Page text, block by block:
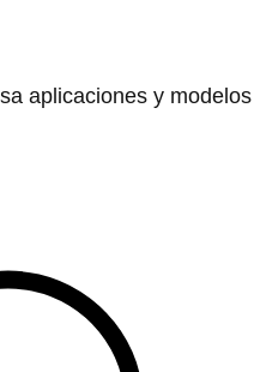
aplicaciones y modelos